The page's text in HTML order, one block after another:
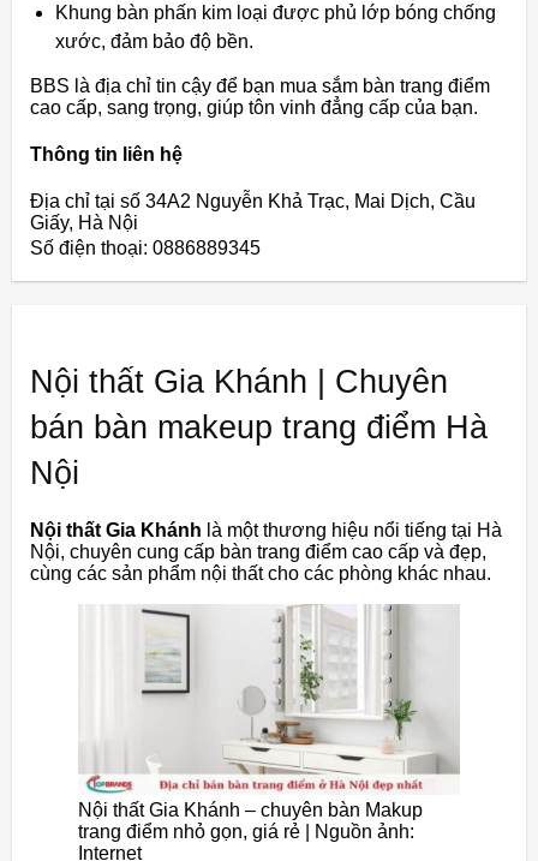
Khung bàn phấn kim loại được phủ lớp bóng chống
xước, đảm bảo độ bền.
BBS là địa chỉ tin cậy để bạn mua sắm bàn trang điểm
cao cấp, sang trọng, giúp tôn vinh đẳng cấp của bạn.
Thông tin liên hệ
Địa chỉ tại số 34A2 Nguyễn Khả Trạc, Mai Dịch, Cầu
Giấy, Hà Nội
Số điện thoại: 0886889345
Nội thất Gia Khánh | Chuyên
bán bàn makeup trang điểm Hà
Nội
Nội thất Gia Khánh là một thương hiệu nổi tiếng tại Hà
Nội, chuyên cung cấp bàn trang điểm cao cấp và đẹp,
cùng các sản phẩm nội thất cho các phòng khác nhau.
Nội thất Gia Khánh – chuyên bàn Makup
trang điểm nhỏ gọn, giá rẻ | Nguồn ảnh:
Internet